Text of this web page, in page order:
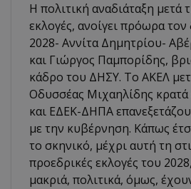
Η πολιτική αναδιάταξη μετά
εκλογές, ανοίγει πρόωρα
2028- Αννίτα Δημητρίου-
και Γιώργος Παμπορίδης,
κάδρο του ΔΗΣΥ. Το ΑΚΕΛ
Οδυσσέας Μιχαηλίδης κρατά
και ΕΔΕΚ-ΔΗΠΑ
με την κυβέρνηση. Κάπως
το σκηνικό, μέχρι αυτή τη
προεδρικές εκλογές του
μακριά, πολιτικά, όμως,